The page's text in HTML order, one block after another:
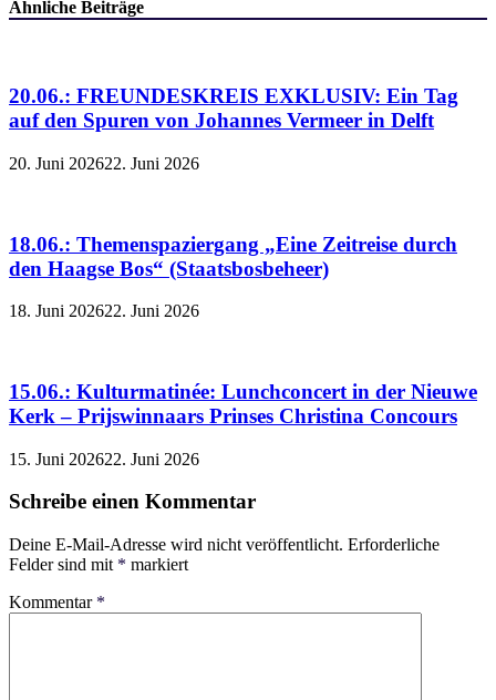
Ähnliche Beiträge
20.06.: FREUNDESKREIS EXKLUSIV: Ein Tag
auf den Spuren von Johannes Vermeer in Delft
20. Juni 202622. Juni 2026
18.06.: Themenspaziergang „Eine Zeitreise durch
den Haagse Bos“ (Staatsbosbeheer)
18. Juni 202622. Juni 2026
15.06.: Kulturmatinée: Lunchconcert in der Nieuwe
Kerk – Prijswinnaars Prinses Christina Concours
15. Juni 202622. Juni 2026
Schreibe einen Kommentar
Deine E-Mail-Adresse wird nicht veröffentlicht. Erforderliche
Felder sind mit * markiert
Kommentar *